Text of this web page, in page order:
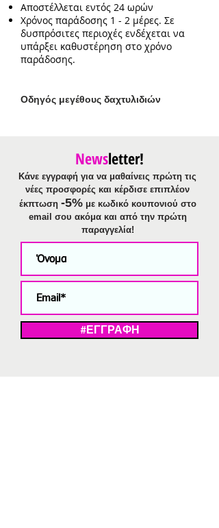
Αποστέλλεται εντός 24 ωρών
Χρόνος παράδοσης 1 - 2 μέρες. Σε
δυσπρόσιτες περιοχές ενδέχεται να
υπάρξει καθυστέρηση στο χρόνο
παράδοσης.
Οδηγός μεγέθους δαχτυλιδιών
Newsletter!
Κάνε εγγραφή για να μαθαίνεις πρώτη τις
νέες προσφορές και κέρδισε επιπλέον
έκπτωση -5%με κωδικό κουπονιού στο
email σου ακόμα και από την πρώτη
παραγγελία!
#ΕΓΓΡΑΦΗ